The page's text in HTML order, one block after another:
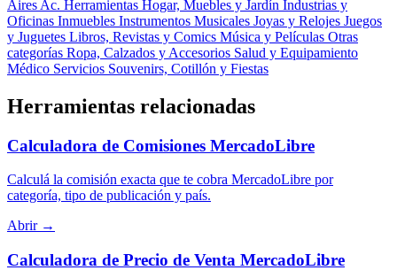
Aires Ac. Herramientas Hogar, Muebles y Jardín Industrias y
Oficinas Inmuebles Instrumentos Musicales Joyas y Relojes Juegos
y Juguetes Libros, Revistas y Comics Música y Películas Otras
categorías Ropa, Calzados y Accesorios Salud y Equipamiento
Médico Servicios Souvenirs, Cotillón y Fiestas
Herramientas relacionadas
Calculadora de Comisiones MercadoLibre
Calculá la comisión exacta que te cobra MercadoLibre por
categoría, tipo de publicación y país.
Abrir →
Calculadora de Precio de Venta MercadoLibre